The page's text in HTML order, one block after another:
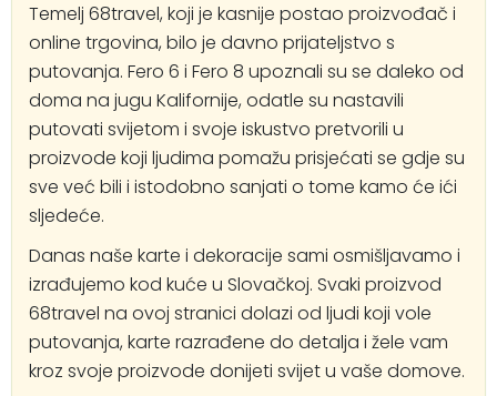
Temelj 68travel, koji je kasnije postao proizvođač i
online trgovina, bilo je davno prijateljstvo s
putovanja. Fero 6 i Fero 8 upoznali su se daleko od
doma na jugu Kalifornije, odatle su nastavili
putovati svijetom i svoje iskustvo pretvorili u
proizvode koji ljudima pomažu prisjećati se gdje su
sve već bili i istodobno sanjati o tome kamo će ići
sljedeće.
Danas naše karte i dekoracije sami osmišljavamo i
izrađujemo kod kuće u Slovačkoj. Svaki proizvod
68travel na ovoj stranici dolazi od ljudi koji vole
putovanja, karte razrađene do detalja i žele vam
kroz svoje proizvode donijeti svijet u vaše domove.